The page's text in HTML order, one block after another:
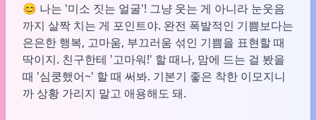
😊 나는 '미소 짓는 얼굴'! 그냥 웃는 게 아니라 눈웃음
까지 살짝 치는 게 포인트야. 완전 폭발적인 기쁨보다는
은은한 행복, 고마움, 부끄러움 섞인 기쁨을 표현할 때
딱이지. 친구한테 '고마워!' 할 때나, 맘에 드는 걸 봤을
때 '심쿵했어~' 할 때 써봐. 기본기 좋은 착한 이모지니
까 상황 가리지 말고 애용해도 돼.